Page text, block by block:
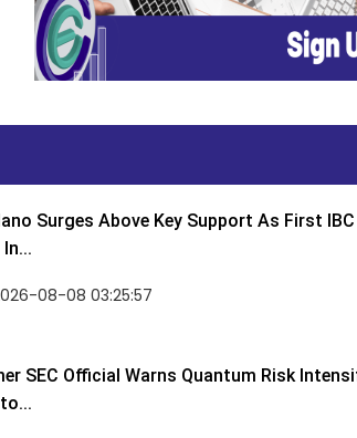
Surges Above Key Support As First
08-08 03:25:57
SEC Official Warns Quantum Risk